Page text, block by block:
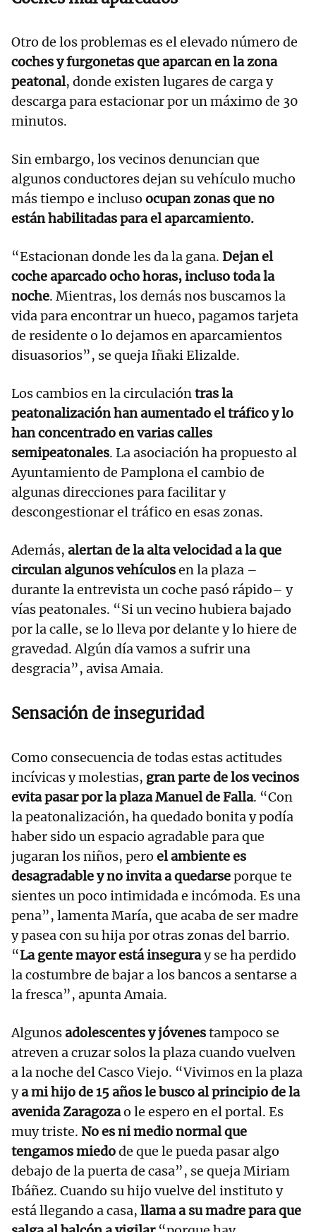
Otro de los problemas es el elevado número de
coches y furgonetas que aparcan en la zona
peatonal, donde existen lugares de carga y
descarga para estacionar por un máximo de 30
minutos.
Sin embargo, los vecinos denuncian que
algunos conductores dejan su vehículo mucho
más tiempo e incluso ocupan zonas que no
están habilitadas para el aparcamiento.
“Estacionan donde les da la gana. Dejan el
coche aparcado ocho horas, incluso toda la
noche. Mientras, los demás nos buscamos la
vida para encontrar un hueco, pagamos tarjeta
de residente o lo dejamos en aparcamientos
disuasorios”, se queja Iñaki Elizalde.
Los cambios en la circulacióntras la
peatonalización han aumentado el tráfico y lo
han concentrado en varias calles
semipeatonales. La asociación ha propuesto al
Ayuntamiento de Pamplona el cambio de
algunas direcciones para facilitar y
descongestionar el tráfico en esas zonas.
Además, alertan de la alta velocidad a la que
circulan algunos vehículosen la plaza –
durante la entrevista un coche pasó rápido– y
vías peatonales. “Si un vecino hubiera bajado
por la calle, se lo lleva por delante y lo hiere de
gravedad. Algún día vamos a sufrir una
desgracia”, avisa Amaia.
Sensación de inseguridad
Como consecuencia de todas estas actitudes
incívicas y molestias, gran parte de los vecinos
evita pasar por la plaza Manuel de Falla. “Con
la peatonalización, ha quedado bonita y podía
haber sido un espacio agradable para que
jugaran los niños, pero el ambiente es
desagradable y no invita a quedarseporque te
sientes un poco intimidada e incómoda. Es una
pena”, lamenta María, que acaba de ser madre
y pasea con su hija por otras zonas del barrio.
“La gente mayor está inseguray se ha perdido
la costumbre de bajar a los bancos a sentarse a
la fresca”, apunta Amaia.
Algunosadolescentes y jóvenestampoco se
atreven a cruzar solos la plaza cuando vuelven
a la noche del Casco Viejo. “Vivimos en la plaza
ya mi hijo de 15 años le busco al principio de la
avenida Zaragozao le espero en el portal. Es
muy triste. No es ni medio normal que
tengamos miedode que le pueda pasar algo
debajo de la puerta de casa”, se queja Miriam
Ibáñez. Cuando su hijo vuelve del instituto y
está llegando a casa, llama a su madre para que